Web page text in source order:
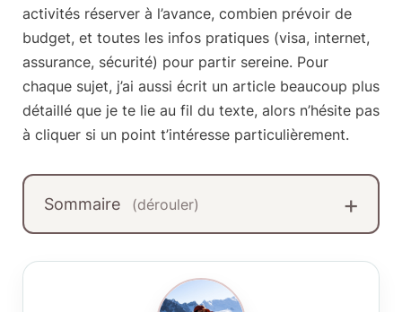
activités réserver à l’avance, combien prévoir de
budget, et toutes les infos pratiques (visa, internet,
assurance, sécurité) pour partir sereine. Pour
chaque sujet, j’ai aussi écrit un article beaucoup plus
détaillé que je te lie au fil du texte, alors n’hésite pas
à cliquer si un point t’intéresse particulièrement.
Sommaire (dérouler)